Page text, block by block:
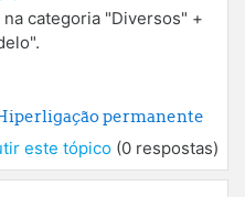
categoria "Diversos" +
permanente
este tópico (0 respostas)